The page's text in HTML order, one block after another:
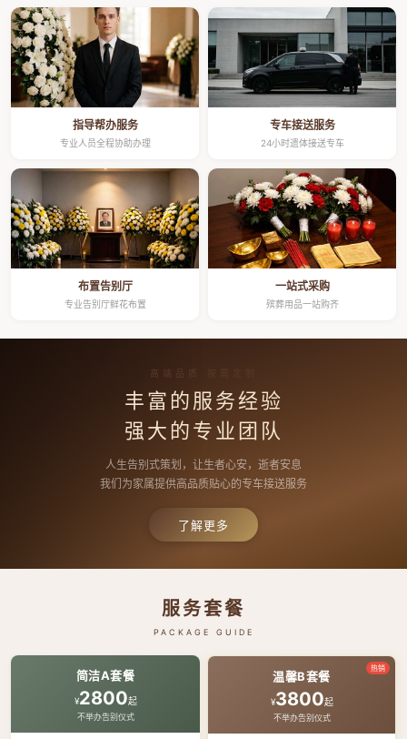
指导帮办服务
专业人员全程协助办理
专车接送服务
24小时遗体接送专车
布置告别厅
专业告别厅鲜花布置
一站式采购
殡葬用品一站购齐
高端品质 按需定制
丰富的服务经验
强大的专业团队
人生告别式策划，让生者心安，逝者安息
我们为家属提供高品质贴心的专车接送服务
了解更多
服务套餐
PACKAGE GUIDE
简洁A套餐
¥2800起
不举办告别仪式
热销
温馨B套餐
¥3800起
不举办告别仪式